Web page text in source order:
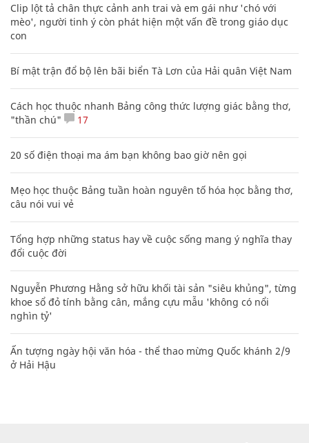
Clip lột tả chân thực cảnh anh trai và em gái như 'chó với
mèo', người tinh ý còn phát hiện một vấn đề trong giáo dục
con
Bí mật trận đổ bộ lên bãi biển Tà Lơn của Hải quân Việt Nam
Cách học thuộc nhanh Bảng công thức lượng giác bằng thơ,
"thần chú"
17
20 số điện thoại ma ám bạn không bao giờ nên gọi
Mẹo học thuộc Bảng tuần hoàn nguyên tố hóa học bằng thơ,
câu nói vui vẻ
Tổng hợp những status hay về cuộc sống mang ý nghĩa thay
đổi cuộc đời
Nguyễn Phương Hằng sở hữu khối tài sản "siêu khủng", từng
khoe sổ đỏ tính bằng cân, mắng cựu mẫu 'không có nổi
nghìn tỷ'
Ấn tượng ngày hội văn hóa - thể thao mừng Quốc khánh 2/9
ở Hải Hậu